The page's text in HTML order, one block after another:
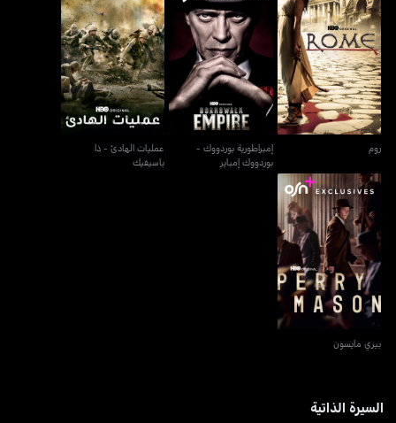
روم
روم
إمبراطورية بوردووك -
بوردووك إمباير
إمبراطورية بوردووك -
بوردووك إمباير
عمليات الهادئ - ذا
باسيفيك
عمليات الهادئ - ذا
باسيفيك
بيري مايسون
بيري مايسون
السيرة الذاتية